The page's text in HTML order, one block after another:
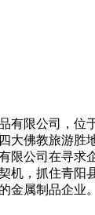
有限公司，位
大佛教旅游胜
限公司在寻求
机，抓住青阳
金属制品企业。